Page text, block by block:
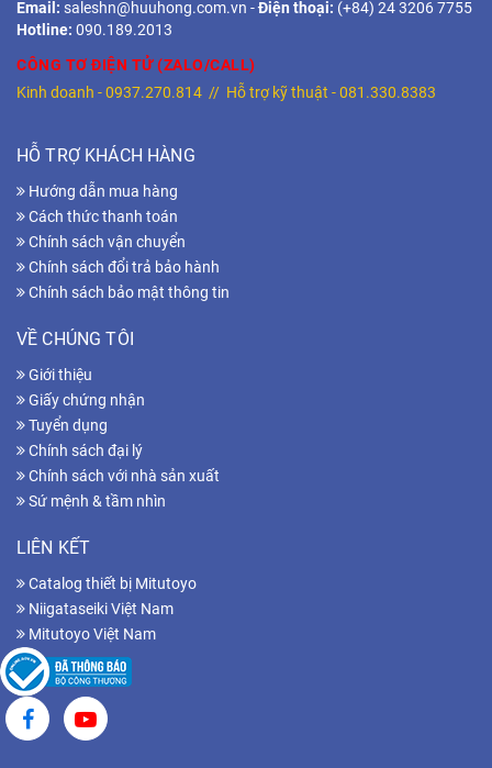
Email: saleshn@huuhong.com.vn -Điện thoại: (+84) 24 3206 7755
Hotline: 090.189.2013
CÔNG TƠ ĐIỆN TỬ (ZALO/CALL)
Kinh doanh -0937.270.814 // Hỗ trợ kỹ thuật -081.330.8383
HỖ TRỢ KHÁCH HÀNG
Hướng dẫn mua hàng
Cách thức thanh toán
Chính sách vận chuyển
Chính sách đổi trả bảo hành
Chính sách bảo mật thông tin
VỀ CHÚNG TÔI
Giới thiệu
Giấy chứng nhận
Tuyển dụng
Chính sách đại lý
Chính sách với nhà sản xuất
Sứ mệnh & tầm nhìn
LIÊN KẾT
Catalog thiết bị Mitutoyo
Niigataseiki Việt Nam
Mitutoyo Việt Nam